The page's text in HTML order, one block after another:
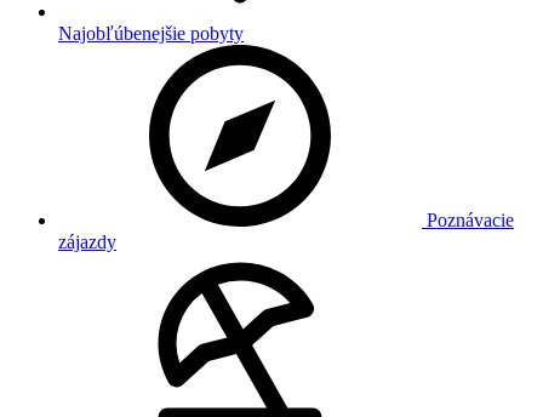
Najobľúbenejšie pobyty
Poznávacie
zájazdy